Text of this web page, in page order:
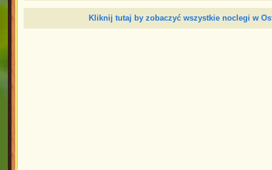
Kliknij tutaj by zobaczyć wszystkie noclegi w